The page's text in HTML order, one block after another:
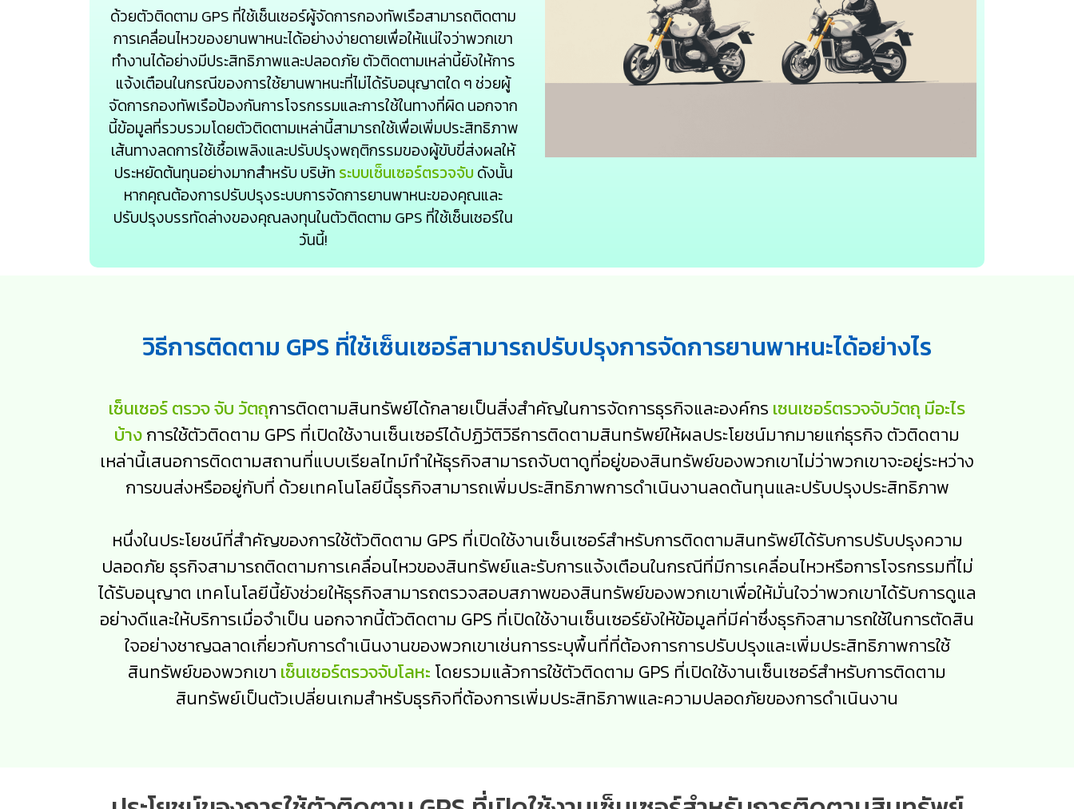
ด้วยตัวติดตาม GPS ที่ใช้เซ็นเซอร์ผู้จัดการกองทัพเรือสามารถติดตาม
การเคลื่อนไหวของยานพาหนะได้อย่างง่ายดายเพื่อให้แน่ใจว่าพวกเขา
ทำงานได้อย่างมีประสิทธิภาพและปลอดภัย ตัวติดตามเหล่านี้ยังให้การ
แจ้งเตือนในกรณีของการใช้ยานพาหนะที่ไม่ได้รับอนุญาตใด ๆ ช่วยผู้
จัดการกองทัพเรือป้องกันการโจรกรรมและการใช้ในทางที่ผิด นอกจาก
นี้ข้อมูลที่รวบรวมโดยตัวติดตามเหล่านี้สามารถใช้เพื่อเพิ่มประสิทธิภาพ
เส้นทางลดการใช้เชื้อเพลิงและปรับปรุงพฤติกรรมของผู้ขับขี่ส่งผลให้
ประหยัดต้นทุนอย่างมากสำหรับ บริษัท ระบบเซ็นเซอร์ตรวจจับ ดังนั้น
หากคุณต้องการปรับปรุงระบบการจัดการยานพาหนะของคุณและ
ปรับปรุงบรรทัดล่างของคุณลงทุนในตัวติดตาม GPS ที่ใช้เซ็นเซอร์ใน
วันนี้!
วิธีการติดตาม GPS ที่ใช้เซ็นเซอร์สามารถปรับปรุงการจัดการยานพาหนะได้อย่างไร
เซ็นเซอร์ ตรวจ จับ วัตถุการติดตามสินทรัพย์ได้กลายเป็นสิ่งสำคัญในการจัดการธุรกิจและองค์กร เซนเซอร์ตรวจจับวัตถุ มีอะไร
บ้างการใช้ตัวติดตาม GPS ที่เปิดใช้งานเซ็นเซอร์ได้ปฏิวัติวิธีการติดตามสินทรัพย์ให้ผลประโยชน์มากมายแก่ธุรกิจ ตัวติดตาม
เหล่านี้เสนอการติดตามสถานที่แบบเรียลไทม์ทำให้ธุรกิจสามารถจับตาดูที่อยู่ของสินทรัพย์ของพวกเขาไม่ว่าพวกเขาจะอยู่ระหว่าง
การขนส่งหรืออยู่กับที่ ด้วยเทคโนโลยีนี้ธุรกิจสามารถเพิ่มประสิทธิภาพการดำเนินงานลดต้นทุนและปรับปรุงประสิทธิภาพ
หนึ่งในประโยชน์ที่สำคัญของการใช้ตัวติดตาม GPS ที่เปิดใช้งานเซ็นเซอร์สำหรับการติดตามสินทรัพย์ได้รับการปรับปรุงความ
ปลอดภัย ธุรกิจสามารถติดตามการเคลื่อนไหวของสินทรัพย์และรับการแจ้งเตือนในกรณีที่มีการเคลื่อนไหวหรือการโจรกรรมที่ไม่
ได้รับอนุญาต เทคโนโลยีนี้ยังช่วยให้ธุรกิจสามารถตรวจสอบสภาพของสินทรัพย์ของพวกเขาเพื่อให้มั่นใจว่าพวกเขาได้รับการดูแล
อย่างดีและให้บริการเมื่อจำเป็น นอกจากนี้ตัวติดตาม GPS ที่เปิดใช้งานเซ็นเซอร์ยังให้ข้อมูลที่มีค่าซึ่งธุรกิจสามารถใช้ในการตัดสิน
ใจอย่างชาญฉลาดเกี่ยวกับการดำเนินงานของพวกเขาเช่นการระบุพื้นที่ที่ต้องการการปรับปรุงและเพิ่มประสิทธิภาพการใช้
สินทรัพย์ของพวกเขา เซ็นเซอร์ตรวจจับโลหะ โดยรวมแล้วการใช้ตัวติดตาม GPS ที่เปิดใช้งานเซ็นเซอร์สำหรับการติดตาม
สินทรัพย์เป็นตัวเปลี่ยนเกมสำหรับธุรกิจที่ต้องการเพิ่มประสิทธิภาพและความปลอดภัยของการดำเนินงาน